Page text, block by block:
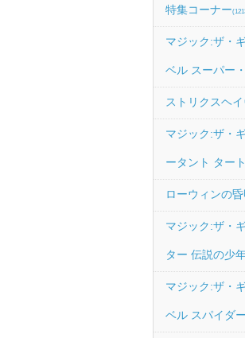
特集コーナー
マジック:ザ・
ベル スーパー
ストリクスヘ
マジック:ザ・
ータント ター
ローウィンの昏
マジック:ザ・
ター 伝説の少
マジック:ザ・
ベル スパイダ